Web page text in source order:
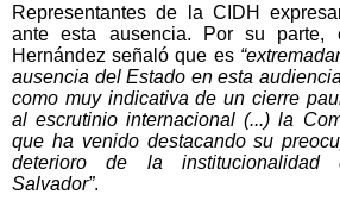
Representantes de la CIDH
ante esta ausencia. Por su parte,
Hernández señaló que es
ausencia del Estado en esta
como muy indicativa de un cierre
al escrutinio internacional (...) la
que ha venido destacando su
deterioro de la institucionalidad
Salvador”.